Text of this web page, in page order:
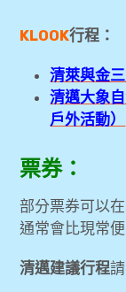
Center
[清邁
區
網站地圖
歐洲旅遊
KLOOK行程：
清萊與金
清邁大象
戶外活動）
票券：
部分票券可以
通常會比現常
清邁建議行程